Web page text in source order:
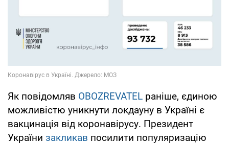
Як повідомляв OBOZREVATEL раніше, єдиною
можливістю уникнути локдауну в Україні є
вакцинація від коронавірусу. Президент
України закликав посилити популяризацію